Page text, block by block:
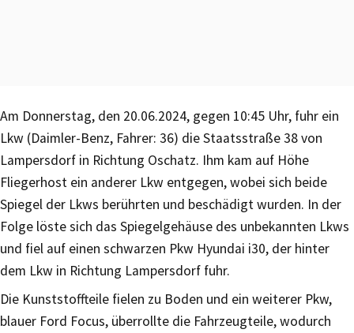
Am Donnerstag, den 20.06.2024, gegen 10:45 Uhr, fuhr ein
Lkw (Daimler-Benz, Fahrer: 36) die Staatsstraße 38 von
Lampersdorf in Richtung Oschatz. Ihm kam auf Höhe
Fliegerhost ein anderer Lkw entgegen, wobei sich beide
Spiegel der Lkws berührten und beschädigt wurden. In der
Folge löste sich das Spiegelgehäuse des unbekannten Lkws
und fiel auf einen schwarzen Pkw Hyundai i30, der hinter
dem Lkw in Richtung Lampersdorf fuhr.
Die Kunststoffteile fielen zu Boden und ein weiterer Pkw,
blauer Ford Focus, überrollte die Fahrzeugteile, wodurch